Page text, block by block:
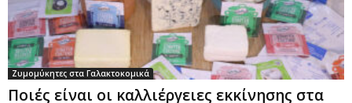
Ζυμομύκητες στα Γαλακτοκομικά
Ποιές είναι οι καλλιέργειες εκκίνησης στα